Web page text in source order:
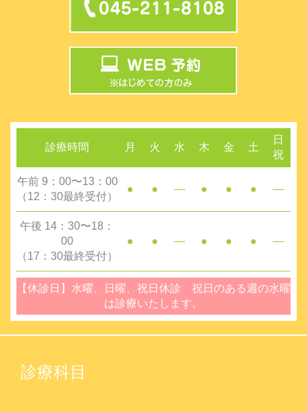
診療時間 月 火 水 木 金 土
日
祝
午前 9：00〜13：00
（12：30最終受付）
● ● ― ● ● ● ―
午後 14：30〜18：
00
（17：30最終受付）
● ● ― ● ● ● ―
【休診日】水曜、日曜、祝日休診 祝日のある週の水曜
は診療いたします。
診療科目